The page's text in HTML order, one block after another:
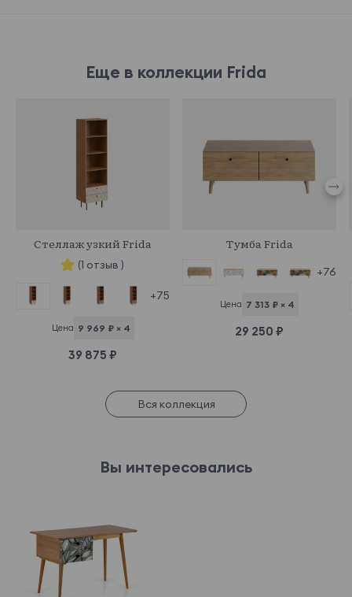
Еще в коллекции Frida
Стеллаж узкий Frida
(1 отзыв )
+75
Цена 9 969 ₽ × 4
39 875 ₽
Тумба Frida
+76
Цена 7 313 ₽ × 4
29 250 ₽
Вся коллекция
Вы интересовались